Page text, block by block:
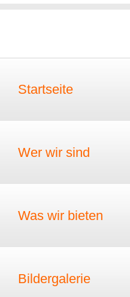
Startseite
Wer wir sind
Was wir bieten
Bildergalerie